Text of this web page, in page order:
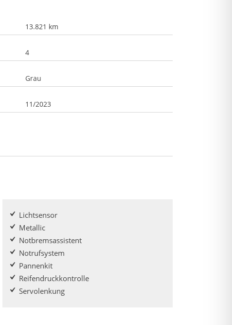
13.821 km
4
Grau
11/2023
Lichtsensor
Metallic
Notbremsassistent
Notrufsystem
Pannenkit
Reifendruckkontrolle
Servolenkung